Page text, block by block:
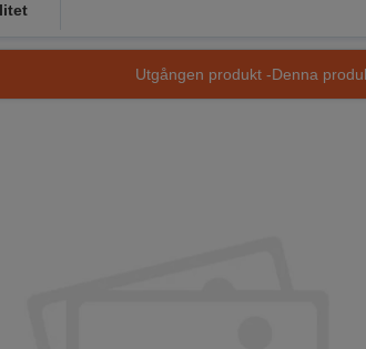
Utgången produkt -Denna